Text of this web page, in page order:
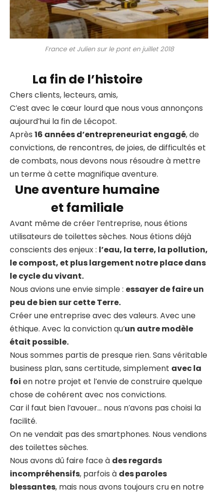
France et Julien sur le pont en juillet 2018
La fin de l’histoire
Chers clients, lecteurs, amis,
C’est avec le cœur lourd que nous vous annonçons
aujourd’hui la fin de Lécopot.
Après 16 années d’entrepreneuriat engagé, de
convictions, de rencontres, de joies, de difficultés et
de combats, nous devons nous résoudre à mettre
un terme à cette magnifique aventure.
Une aventure humaine
et familiale
Avant même de créer l’entreprise, nous étions
utilisateurs de toilettes sèches. Nous étions déjà
conscients des enjeux : l’eau, la terre, la pollution,
le compost, et plus largement notre place dans
le cycle du vivant.
Nous avions une envie simple : essayer de faire un
peu de bien sur cette Terre.
Créer une entreprise avec des valeurs. Avec une
éthique. Avec la conviction qu’un autre modèle
était possible.
Nous sommes partis de presque rien. Sans véritable
business plan, sans certitude, simplement avec la
foi en notre projet et l’envie de construire quelque
chose de cohérent avec nos convictions.
Car il faut bien l’avouer… nous n’avons pas choisi la
facilité.
On ne vendait pas des smartphones. Nous vendions
des toilettes sèches.
Nous avons dû faire face à des regards
incompréhensifs, parfois à des paroles
blessantes, mais nous avons toujours cru en notre